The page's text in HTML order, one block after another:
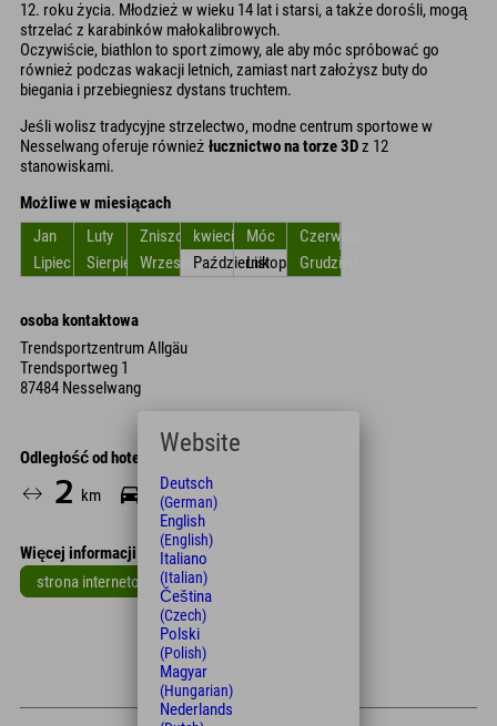
12. roku życia. Młodzież w wieku 14 lat i starsi, a także dorośli, mogą
strzelać z karabinków małokalibrowych.
Oczywiście, biathlon to sport zimowy, ale aby móc spróbować go
również podczas wakacji letnich, zamiast nart założysz buty do
biegania i przebiegniesz dystans truchtem.
Jeśli wolisz tradycyjne strzelectwo, modne centrum sportowe w
Nesselwang oferuje również łucznictwo na torze 3Dz 12
stanowiskami.
Możliwe w miesiącach
Jan
Luty ZniszczyćkwiecieńMóc
Czerwiec
Lipiec
Sierpień WrzesieńPaździernikListopadGrudzień
osoba kontaktowa
Trendsportzentrum Allgäu
Trendsportweg 1
87484 Nesselwang
Odległość od hotelu
2 km 6 Min.
Więcej informacji
strona internetowa
Website
Deutsch
(German)
English
(English)
Italiano
(Italian)
Čeština
(Czech)
Polski
(Polish)
Magyar
(Hungarian)
Nederlands